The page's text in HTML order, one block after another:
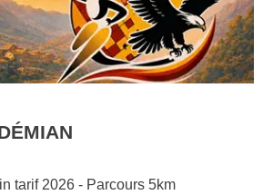
tarif 2026 - Parcours 5km